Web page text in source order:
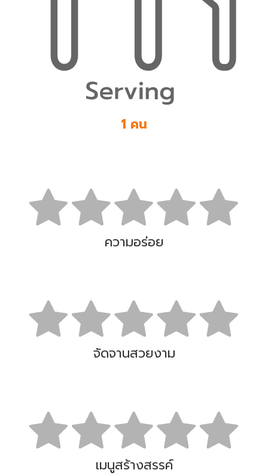
1 คน
ความอร่อย
จัดจานสวยงาม
เมนูสร้างสรรค์